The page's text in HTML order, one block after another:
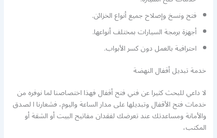
فتح ونسخ وإصلاح جميع أنواع الخزائن.
أجهزة برمجة السيارات بمختلف أنواعها.
احترافية بالعمل دون كسر الأبواب.
خدمة تبديل أقفال النهضة
لا داعي للبحث كثيرا عن فني فتح أقفال فهذا اختصاصنا لما نوفره من
خدمات فتح الأقفال وتبديلها على مدار الساعة واليوم، فشعارنا ا لصدق
والأمانة ومساعدتك عند تعرضك لفقدان مفاتيح البيت أو الشقة أو
المكتب،